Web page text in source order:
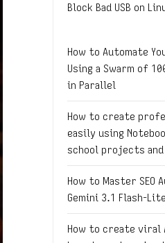
Block Bad USB on
How to Automate
Using a Swarm of
in Parallel
How to create
easily using
school projects and
How to Master SEO
Gemini 3.1 Flash-
How to create viral